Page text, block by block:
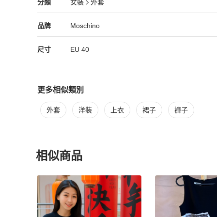
分類 女裝
外套
女裝/外套推薦
品牌
Moschino 精品女裝品牌介紹
Moschino
Moschino 推薦清單
尺寸 EU 40
更多相似類別
更多 Moschino女裝 相似商品推薦
外套 洋裝 上衣 裙子 褲子
相似商品
更多相似Moschino女裝推薦精品